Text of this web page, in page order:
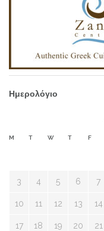
Ημερολόγιο
M T W T F
3 4 5 6 7
10 11 12 13 14
17 18 19 20 21